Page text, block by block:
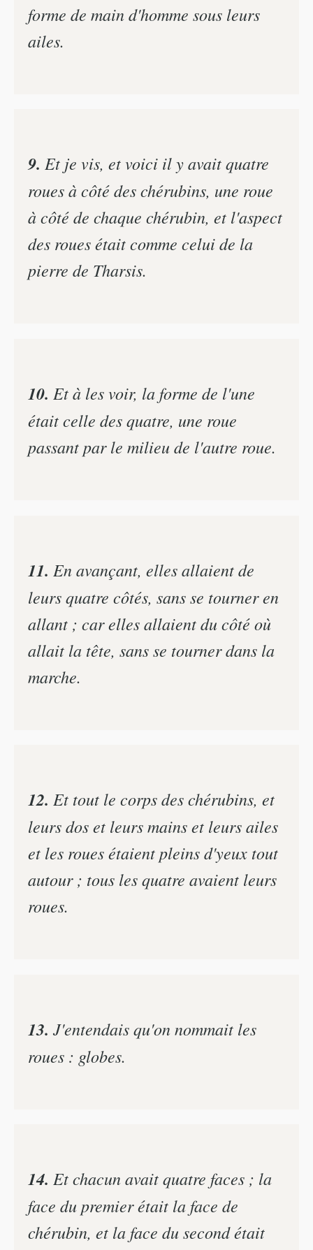
forme de main d'homme sous leurs
ailes.
9. Et je vis, et voici il y avait quatre
roues à côté des chérubins, une roue
à côté de chaque chérubin, et l'aspect
des roues était comme celui de la
pierre de Tharsis.
10. Et à les voir, la forme de l'une
était celle des quatre, une roue
passant par le milieu de l'autre roue.
11. En avançant, elles allaient de
leurs quatre côtés, sans se tourner en
allant ; car elles allaient du côté où
allait la tête, sans se tourner dans la
marche.
12. Et tout le corps des chérubins, et
leurs dos et leurs mains et leurs ailes
et les roues étaient pleins d'yeux tout
autour ; tous les quatre avaient leurs
roues.
13. J'entendais qu'on nommait les
roues : globes.
14. Et chacun avait quatre faces ; la
face du premier était la face de
chérubin, et la face du second était